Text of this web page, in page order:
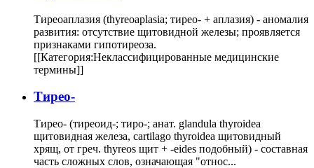
Тиреоаплазия (thyreoaplasia; тирео- + аплазия) - аномалия
развития: отсутствие щитовидной железы; проявляется
признаками гипотиреоза.
[[Категория:Неклассифицированные медицинские
термины]]
Тирео-
Тирео- (тиреоид-; тиро-; анат. glandula thyroidea
щитовидная железа, cartilago thyroidea щитовидный
хрящ, от греч. thyreos щит + -eides подобный) - составная
часть сложных слов, означающая "относ...